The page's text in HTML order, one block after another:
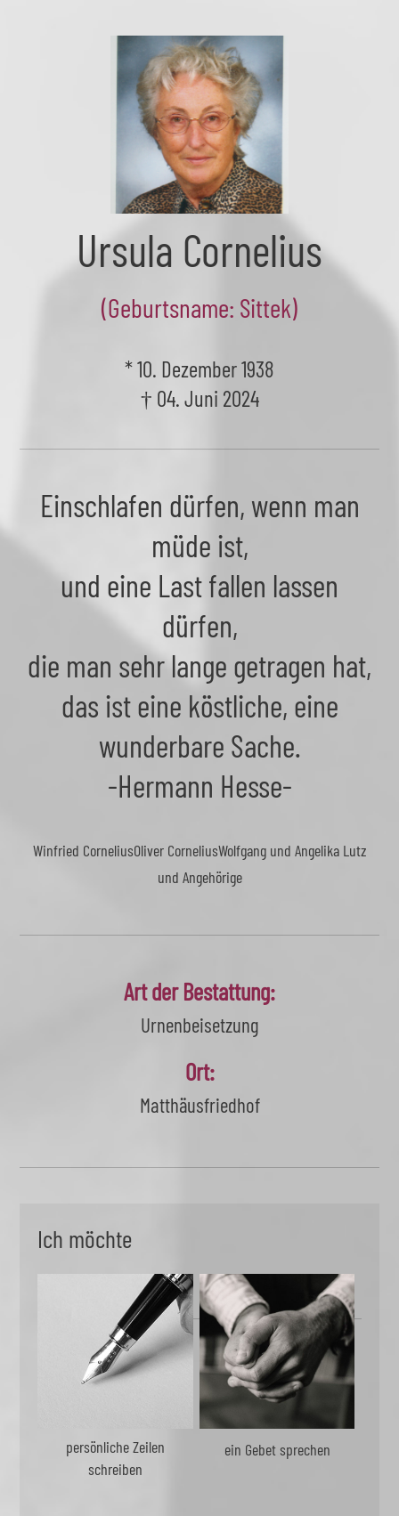
Ursula Cornelius
(Geburtsname: Sittek)
* 10. Dezember 1938
† 04. Juni 2024
Einschlafen dürfen, wenn man
müde ist,
und eine Last fallen lassen
dürfen,
die man sehr lange getragen hat,
das ist eine köstliche, eine
wunderbare Sache.
-Hermann Hesse-
Winfried CorneliusOliver CorneliusWolfgang und Angelika Lutz
und Angehörige
Art der Bestattung:
Urnenbeisetzung
Ort:
Matthäusfriedhof
Ich möchte
persönliche Zeilen
schreiben
ein Gebet sprechen